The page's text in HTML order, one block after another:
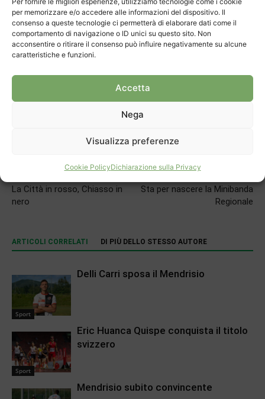
per memorizzare e/o accedere alle informazioni del dispositivo. Il
consenso a queste tecnologie ci permetterà di elaborare dati come il
comportamento di navigazione o ID unici su questo sito. Non
acconsentire o ritirare il consenso può influire negativamente su alcune
caratteristiche e funzioni.
Accetta
Nega
Visualizza preferenze
Cookie PolicyDichiarazione sulla Privacy
Articolo precedente
La Città in rosso, Chiasso in
nero
Prossimo articolo
Sta per nascere la Minibanda
Regionale
ARTICOLI CORRELATI DI PIÙ DELLO STESSO AUTORE
Sport
Delli Carri sposa il Mendrisio
Sport
Eric Huanca Quispe conquista il titolo
svizzero
Mendrisio subito convincente